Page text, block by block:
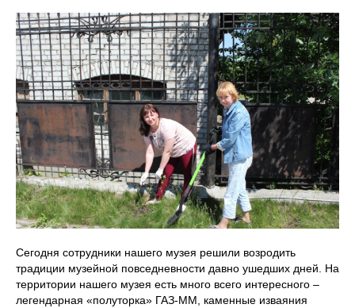
Сегодня сотрудники нашего музея решили возродить
традиции музейной повседневности давно ушедших дней. На
территории нашего музея есть много всего интересного –
легендарная «полуторка» ГАЗ-ММ, каменные изваяния